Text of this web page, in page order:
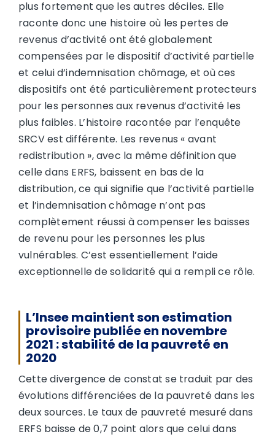
plus fortement que les autres déciles. Elle
raconte donc une histoire où les pertes de
revenus d’activité ont été globalement
compensées par le dispositif d’activité partielle
et celui d’indemnisation chômage, et où ces
dispositifs ont été particulièrement protecteurs
pour les personnes aux revenus d’activité les
plus faibles. L’histoire racontée par l’enquête
SRCV est différente. Les revenus « avant
redistribution », avec la même définition que
celle dans ERFS, baissent en bas de la
distribution, ce qui signifie que l’activité partielle
et l’indemnisation chômage n’ont pas
complètement réussi à compenser les baisses
de revenu pour les personnes les plus
vulnérables. C’est essentiellement l’aide
exceptionnelle de solidarité qui a rempli ce rôle.
L’Insee maintient son estimation
provisoire publiée en novembre
2021 : stabilité de la pauvreté en
2020
Cette divergence de constat se traduit par des
évolutions différenciées de la pauvreté dans les
deux sources. Le taux de pauvreté mesuré dans
ERFS baisse de 0,7 point alors que celui dans